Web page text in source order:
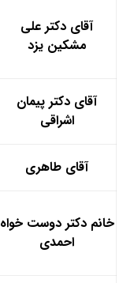
آقای دکتر علی
مشکین یزد
آقای دکتر پیمان
اشراقی
آقای طاهری
خانم دکتر دوست خواه
احمدی